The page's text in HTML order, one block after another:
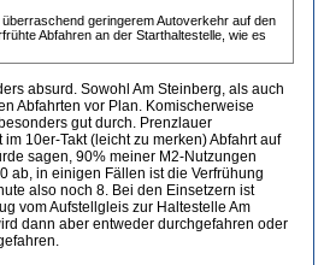
geringerem Autoverkehr auf den
Abfahren an der Starthaltestelle, wie es
absurd. Sowohl Am Steinberg, als auch
Abfahrten vor Plan. Komischerweise
gut durch. Prenzlauer
10er-Takt (leicht zu merken) Abfahrt auf
sagen, 90% meiner M2-Nutzungen
ab, in einigen Fällen ist die Verfrühung
also noch 8. Bei den Einsetzern ist
vom Aufstellgleis zur Haltestelle Am
dann aber entweder durchgefahren oder